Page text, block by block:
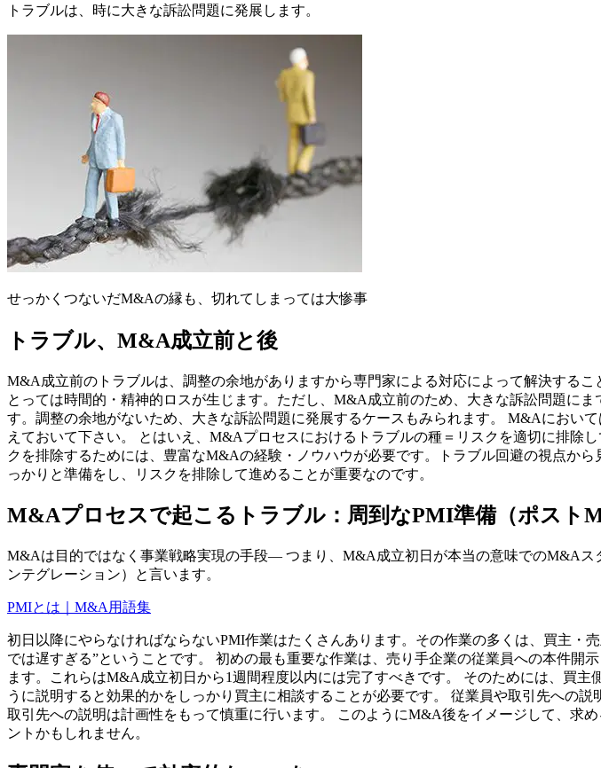
トラブルは、時に大きな訴訟問題に発展します。
せっかくつないだM&Aの縁も、切れてしまっては大惨事
トラブル、M&A成立前と後
M&A成立前のトラブルは、調整の余地がありますから専門家による対応によって解決する
とっては時間的・精神的ロスが生じます。ただし、M&A成立前のため、大きな訴訟問題に
す。調整の余地がないため、大きな訴訟問題に発展するケースもみられます。 M&Aにおい
えておいて下さい。 とはいえ、M&Aプロセスにおけるトラブルの種＝リスクを適切に排
クを排除するためには、豊富なM&Aの経験・ノウハウが必要です。トラブル回避の視点か
っかりと準備をし、リスクを排除して進めることが重要なのです。
M&Aプロセスで起こるトラブル：周到なPMI準備（ポスト
M&Aは目的ではなく事業戦略実現の手段― つまり、M&A成立初日が本当の意味でのM&A
ンテグレーション）と言います。
PMIとは｜M&A用語集
初日以降にやらなければならないPMI作業はたくさんあります。その作業の多くは、買主
では遅すぎる”ということです。 初めの最も重要な作業は、売り手企業の従業員への本件
ます。これらはM&A成立初日から1週間程度以内には完了すべきです。 そのためには、買
うに説明すると効果的かをしっかり買主に相談することが必要です。 従業員や取引先への
取引先への説明は計画性をもって慎重に行います。 このようにM&A後をイメージして、求
ントかもしれません。